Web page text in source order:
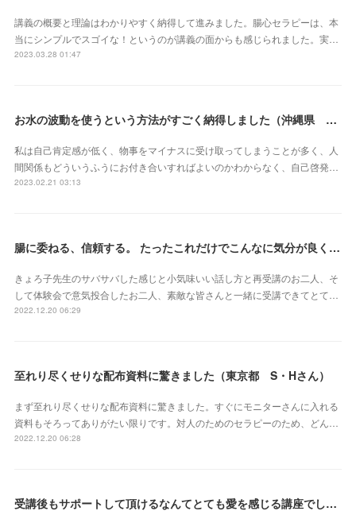
講義の概要と理論はわかりやすく納得して進みました。腸心セラピーは、本
当にシンプルでスゴイな！というのが講義の面からも感じられました。実…
2023.03.28 01:47
お水の波動を使うという方法がすごく納得しました（沖縄県 S・Mさん）
私は自己肯定感が低く、物事をマイナスに受け取ってしまうことが多く、人
間関係もどういうふうにお付き合いすればよいのかわからなく、自己啓発…
2023.02.21 03:13
腸に委ねる、信頼する。 たったこれだけでこんなに気分が良くなれるなんて本当にスゴイ‼︎（東京都 會澤亜紀さん）
きょろ子先生のサバサバした感じと小気味いい話し方と再受講のお二人、そ
して体験会で意気投合したお二人、素敵な皆さんと一緒に受講できてとて…
2022.12.20 06:29
至れり尽くせりな配布資料に驚きました（東京都 S・Hさん）
まず至れり尽くせりな配布資料に驚きました。すぐにモニターさんに入れる
資料もそろってありがたい限りです。対人のためのセラピーのため、どん…
2022.12.20 06:28
受講後もサポートして頂けるなんてとても愛を感じる講座でした（北海道 原田いずみさん）